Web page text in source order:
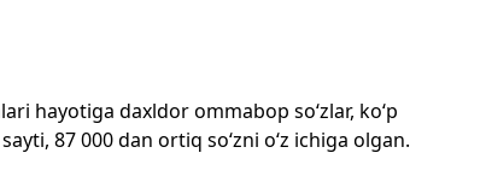
hayotiga daxldor ommabop so‘zlar, ko‘p
87 000 dan ortiq so‘zni o‘z ichiga olgan.